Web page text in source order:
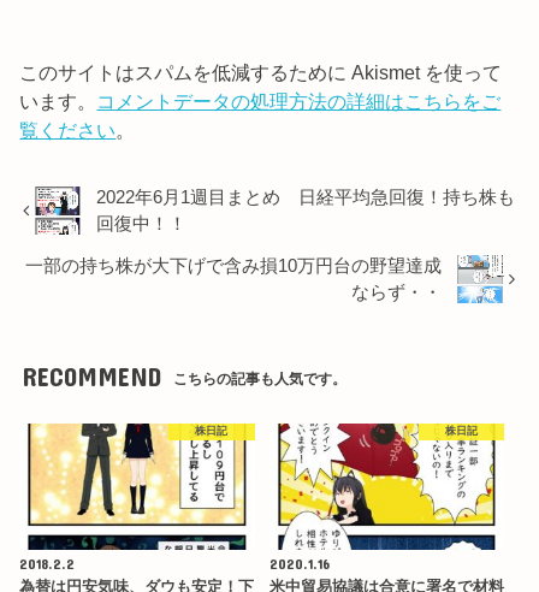
このサイトはスパムを低減するために Akismet を使って
います。 コメントデータの処理方法の詳細はこちらをご
覧ください。
2022年6月1週目まとめ 日経平均急回復！持ち株も
回復中！！
一部の持ち株が大下げで含み損10万円台の野望達成
ならず・・
RECOMMEND こちらの記事も人気です。
株日記
2018.2.2
為替は円安気味、ダウも安定！下
株日記
2020.1.16
米中貿易協議は合意に署名で材料